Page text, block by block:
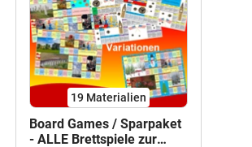
19 Materialien
Board Games / Sparpaket
- ALLE Brettspiele zur